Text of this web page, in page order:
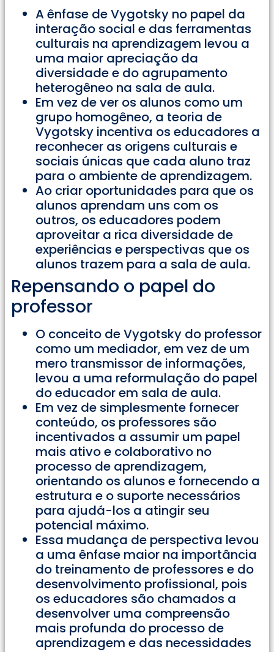
A ênfase de Vygotsky no papel da
interação social e das ferramentas
culturais na aprendizagem levou a
uma maior apreciação da
diversidade e do agrupamento
heterogêneo na sala de aula.
Em vez de ver os alunos como um
grupo homogêneo, a teoria de
Vygotsky incentiva os educadores a
reconhecer as origens culturais e
sociais únicas que cada aluno traz
para o ambiente de aprendizagem.
Ao criar oportunidades para que os
alunos aprendam uns com os
outros, os educadores podem
aproveitar a rica diversidade de
experiências e perspectivas que os
alunos trazem para a sala de aula.
Repensando o papel do
professor
O conceito de Vygotsky do professor
como um mediador, em vez de um
mero transmissor de informações,
levou a uma reformulação do papel
do educador em sala de aula.
Em vez de simplesmente fornecer
conteúdo, os professores são
incentivados a assumir um papel
mais ativo e colaborativo no
processo de aprendizagem,
orientando os alunos e fornecendo a
estrutura e o suporte necessários
para ajudá-los a atingir seu
potencial máximo.
Essa mudança de perspectiva levou
a uma ênfase maior na importância
do treinamento de professores e do
desenvolvimento profissional, pois
os educadores são chamados a
desenvolver uma compreensão
mais profunda do processo de
aprendizagem e das necessidades